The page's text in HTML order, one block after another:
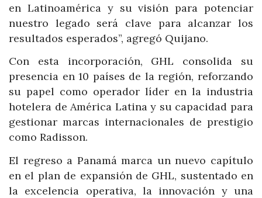
en Latinoamérica y su visión para potenciar
nuestro legado será clave para alcanzar los
resultados esperados”, agregó Quijano.
Con esta incorporación, GHL consolida su
presencia en 10 países de la región, reforzando
su papel como operador líder en la industria
hotelera de América Latina y su capacidad para
gestionar marcas internacionales de prestigio
como Radisson.
El regreso a Panamá marca un nuevo capítulo
en el plan de expansión de GHL, sustentado en
la excelencia operativa, la innovación y una